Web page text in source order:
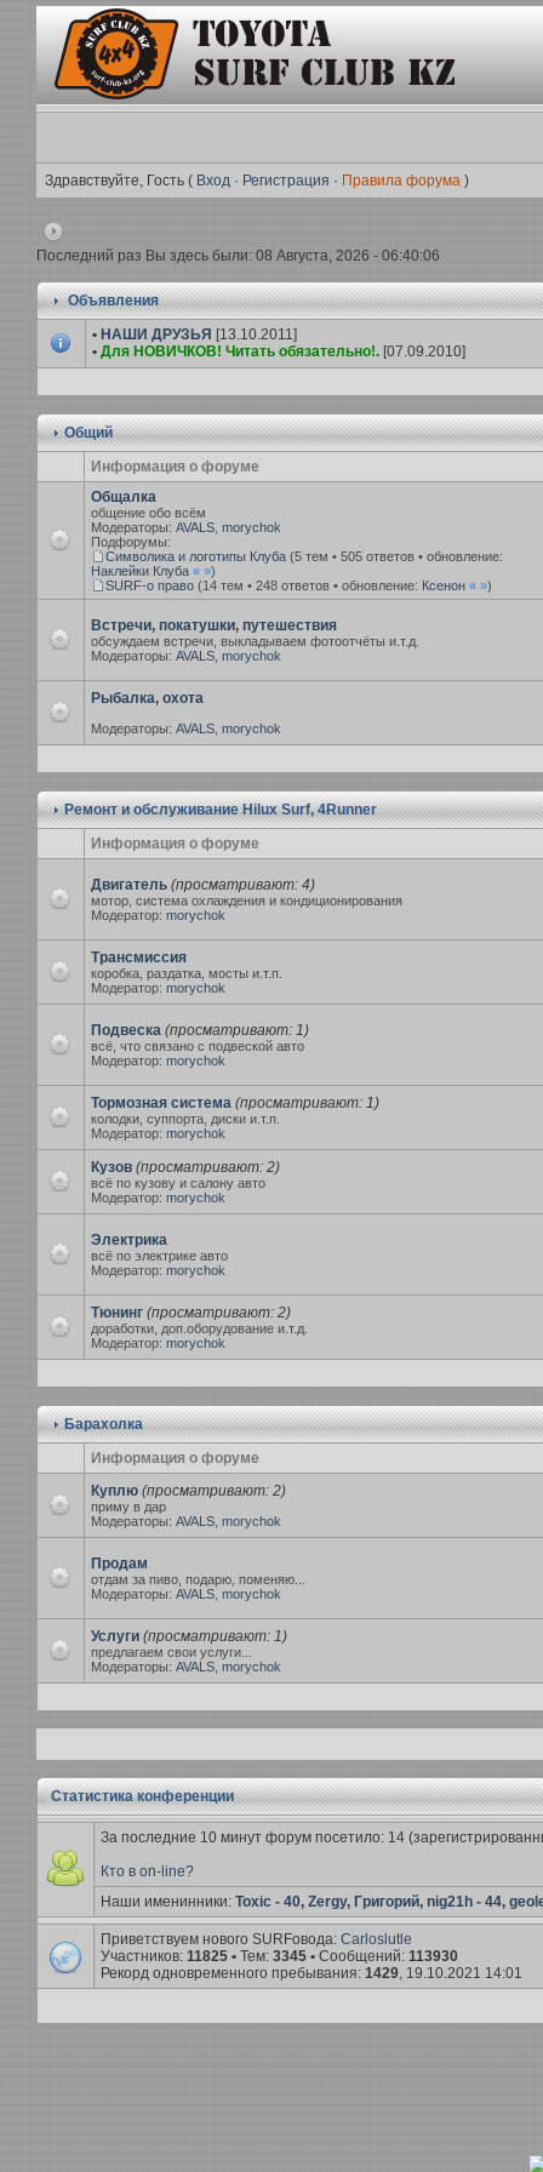
Здравствуйте, Гость ( Вход· Регистрация · Правила форума)
Последний раз Вы здесь были: 08 Августа, 2026 - 06:40:06
Объявления
• НАШИ ДРУЗЬЯ [13.10.2011]
• Для НОВИЧКОВ! Читать обязательно!.[07.09.2010]
Общий
Информация о форуме
Общалка
общение обо всём
Модераторы: AVALS, morychok
Подфорумы:
Символика и логотипы Клуба(5 тем • 505 ответов • обновление:
Наклейки Клуба « »)
SURF-о право(14 тем • 248 ответов • обновление: Ксенон « »)
Встречи, покатушки, путешествия
обсуждаем встречи, выкладываем фотоотчёты и.т.д.
Модераторы: AVALS, morychok
Рыбалка, охота
Модераторы: AVALS, morychok
Ремонт и обслуживание Hilux Surf, 4Runner
Информация о форуме
Двигатель(просматривают: 4)
мотор, система охлаждения и кондиционирования
Модератор: morychok
Трансмиссия
коробка, раздатка, мосты и.т.п.
Модератор: morychok
Подвеска(просматривают: 1)
всё, что связано с подвеской авто
Модератор: morychok
Тормозная система(просматривают: 1)
колодки, суппорта, диски и.т.п.
Модератор: morychok
Кузов(просматривают: 2)
всё по кузову и салону авто
Модератор: morychok
Электрика
всё по электрике авто
Модератор: morychok
Тюнинг(просматривают: 2)
доработки, доп.оборудование и.т.д.
Модератор: morychok
Барахолка
Информация о форуме
Куплю(просматривают: 2)
приму в дар
Модераторы: AVALS, morychok
Продам
отдам за пиво, подарю, поменяю...
Модераторы: AVALS, morychok
Услуги(просматривают: 1)
предлагаем свои услуги...
Модераторы: AVALS, morychok
Статистика конференции
За последние 10 минут форум посетило: 14
Кто в on-line?
Наши именинники: Toxic - 40, Zergy, Григорий, nig21h - 44,
Приветствуем нового SURFовода: Carloslutle
Участников: 11825 •Тем: 3345 •Сообщений: 113930
Рекорд одновременного пребывания: 1429, 19.10.2021 14:01